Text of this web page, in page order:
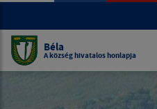
Béla
A község hivatalos honlapja